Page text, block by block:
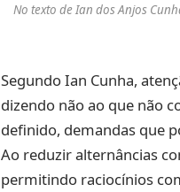
No texto de Ian dos Anjos
Segundo Ian Cunha,
dizendo não ao que não
definido, demandas que
Ao reduzir alternâncias
permitindo raciocínios